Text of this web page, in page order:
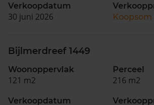
Verkoopdatum
30 juni 2026
Bijlmerdreef 1449
Woonoppervlak
121 m2
Perceel
216 m2
Verkoopdatum